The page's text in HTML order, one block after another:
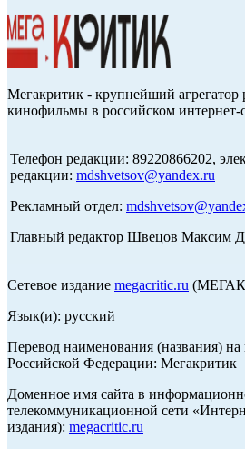
Мегакритик - крупнейший агрегатор
кинофильмы в российском интернет-
Телефон редакции: 89220866202,
редакции: mdshvetsov@yandex.ru
Рекламный отдел:
Главный редактор Швецов Максим
Сетевое издание megacritic.ru
Язык(и): русский
Перевод наименования (названия) на
Российской Федерации: Мегакритик
Доменное имя сайта в
телекоммуникационной сети
издания): megacritic.ru